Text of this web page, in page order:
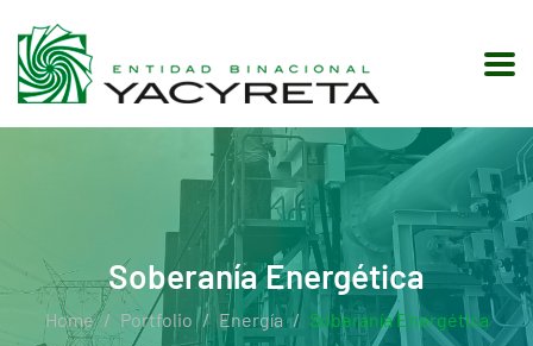
Soberanía Energética
Home Portfolio Energía Soberanía Energética